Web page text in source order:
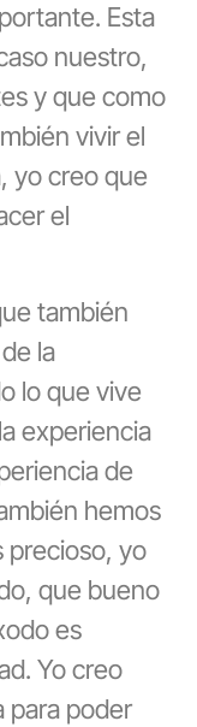
Esta
nuestro,
y que como
vivir el
yo creo que
el
también
la
lo que vive
experiencia
de
hemos
precioso, yo
que bueno
es
Yo creo
para poder